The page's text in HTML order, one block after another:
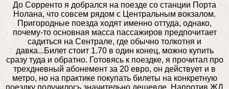
До Сорренто я добрался на поезде со станции Порта
Нолана, что совсем рядом с Центральным вокзалом.
Пригородные поезда ходят именно оттуда, однако,
почему-то основная масса пассажиров предпочитает
садиться на Сентрале, где обычно толкотня и
давка...Билет стоит 1.70 в один конец, можно купить
сразу туда и обратно. Готовясь к поездке, я прочитал про
трехдневный абонемент за 20 евро, он действует и в
метро, но на практике покупать билеты на конкретную